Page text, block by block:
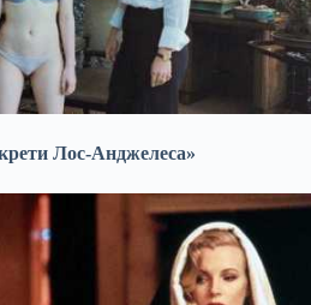
Лос-Анджелеса»